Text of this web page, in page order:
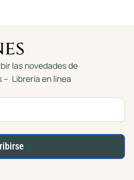
las novedades de
– Librería en linea